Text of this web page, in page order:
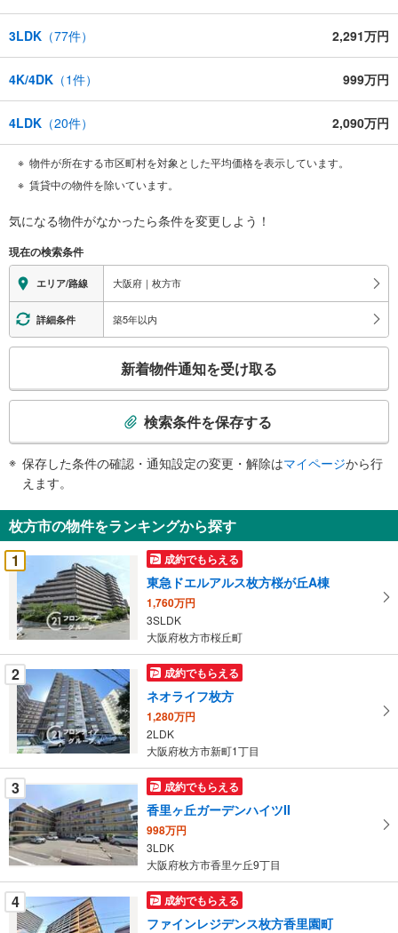
3LDK （77件） 2,291万円
4K/4DK （1件） 999万円
4LDK （20件） 2,090万円
物件が所在する市区町村を対象とした平均価格を表示しています。
賃貸中の物件を除いています。
気になる物件がなかったら条件を変更しよう！
現在の検索条件
エリア/路線 大阪府｜枚方市
詳細条件 築5年以内
検
知
を
受
け
る
・
件
を
マ
イ
ペ
ー
ジ
に
保
存
す
る
新着物件通知を受け取る
検索条件を保存する
保存した条件の確認・通知設定の変更・解除はマイページから行
えます。
枚方市の物件をランキングから探す
1
成約でもらえる
東急ドエルアルス枚方桜が丘A棟
1,760万円
3SLDK
大阪府枚方市桜丘町
2 成約でもらえる
ネオライフ枚方
1,280万円
2LDK
大阪府枚方市新町1丁目
3 成約でもらえる
香里ヶ丘ガーデンハイツII
998万円
3LDK
大阪府枚方市香里ケ丘9丁目
4 成約でもらえる
ファインレジデンス枚方香里園町